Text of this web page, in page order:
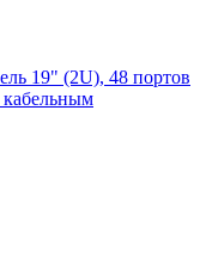
19" (2U), 48 портов
кабельным